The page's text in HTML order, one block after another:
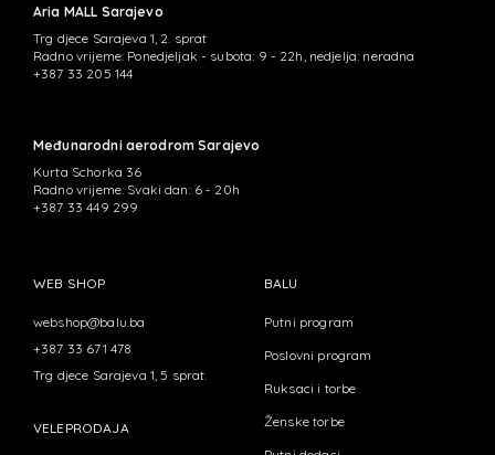
Aria MALL Sarajevo
Trg djece Sarajeva 1, 2. sprat
Radno vrijeme: Ponedjeljak - subota: 9 - 22h, nedjelja: neradna
+387 33 205 144
Međunarodni aerodrom Sarajevo
Kurta Schorka 36
Radno vrijeme: Svaki dan: 6 - 20h
+387 33 449 299
WEB SHOP
webshop@balu.ba
+387 33 671 478
Trg djece Sarajeva 1, 5 sprat.
VELEPRODAJA
BALU
Putni program
Poslovni program
Ruksaci i torbe
Ženske torbe